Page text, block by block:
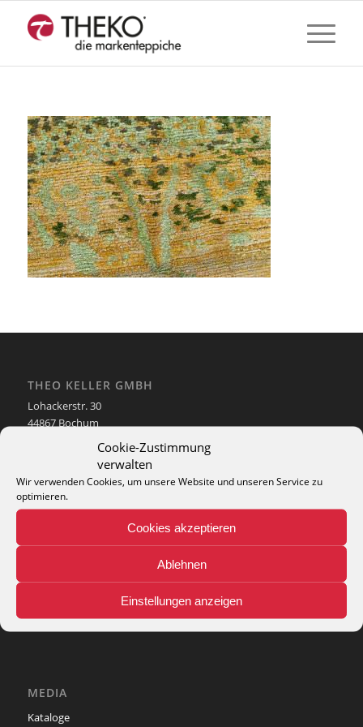
Cookie-Zustimmung
verwalten
Wir verwenden Cookies, um unsere Website und unseren Service zu
optimieren.
Cookies akzeptieren
Ablehnen
Einstellungen anzeigen
THEO KELLER GMBH
Lohackerstr. 30
44867 Bochum
phone: + 49 (2327) 3083 - 20
info@theko-collection.com
INFO
MEDIA
Kataloge